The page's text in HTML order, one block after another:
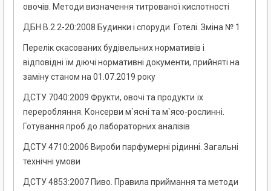
овочів. Методи визначення титрованої кислотності
ДБН В.2.2-20:2008 Будинки і споруди. Готелі. Зміна № 1
Перелік скасованих будівельних нормативів і
відповідні їм діючі нормативні документи, прийняті на
заміну станом на 01.07.2019 року
ДСТУ 7040:2009 Фрукти, овочі та продукти їх
переробляння. Консерви м`ясні та м`ясо-рослинні.
Готування проб до лабораторних аналізів
ДСТУ 4710:2006 Вироби парфумерні рідинні. Загальні
технічні умови
ДСТУ 4853:2007 Пиво. Правила приймання та методи